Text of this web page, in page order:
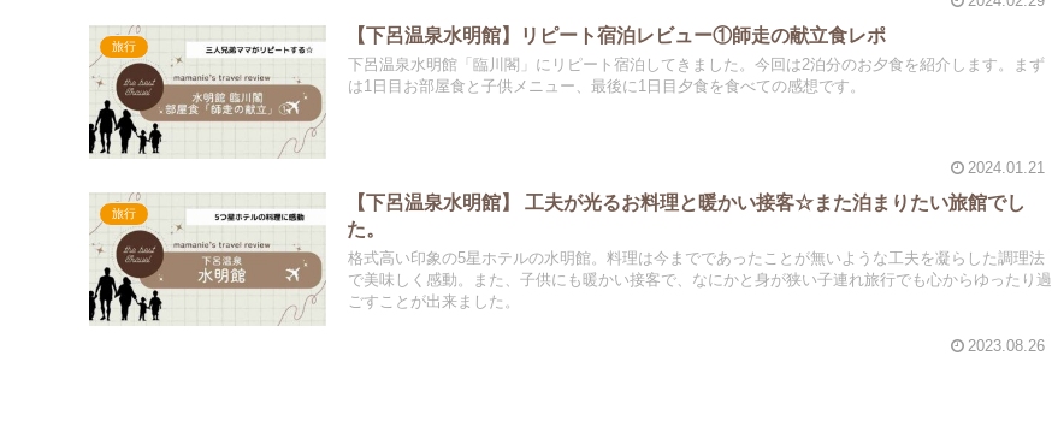
旅行
【下呂温泉水明館】リピート宿泊レビュー①師走の献立食レポ
下呂温泉水明館「臨川閣」にリピート宿泊してきました。今回は2泊分のお夕食を紹介します。まず
は1日目お部屋食と子供メニュー、最後に1日目夕食を食べての感想です。
2024.01.21
旅行
【下呂温泉水明館】 工夫が光るお料理と暖かい接客☆また泊まりたい旅館でし
た。
格式高い印象の5星ホテルの水明館。料理は今までであったことが無いような工夫を凝らした調理法
で美味しく感動。また、子供にも暖かい接客で、なにかと身が狭い子連れ旅行でも心からゆったり過
ごすことが出来ました。
2023.08.26